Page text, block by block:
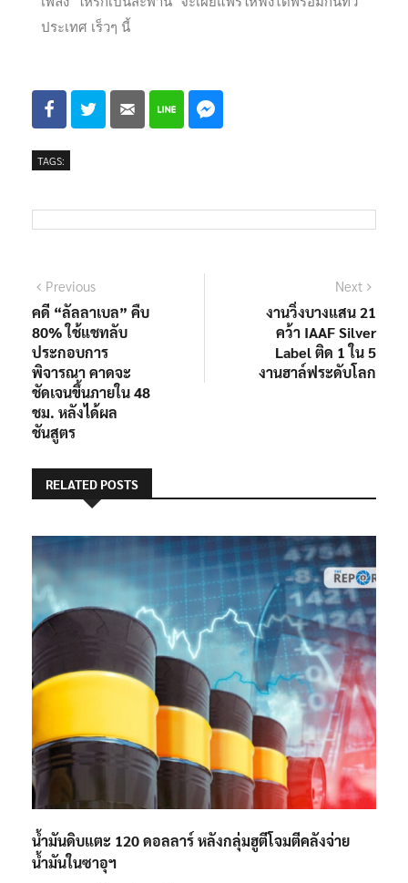
ประเทศ เร็วๆ นี้
TAGS:
Previous
คดี “ลัลลาเบล” คืบ
80% ใช้แชทลับ
ประกอบการ
พิจารณา คาดจะ
ชัดเจนขึ้นภายใน 48
ชม. หลังได้ผล
ชันสูตร
Next
งานวิ่งบางแสน 21
คว้า IAAF Silver
Label ติด 1 ใน 5
งานฮาล์ฟระดับโลก
RELATED POSTS
น้ำมันดิบแตะ 120 ดอลลาร์ หลังกลุ่มฮูตีโจมตีคลังจ่าย
น้ำมันในซาอุฯ